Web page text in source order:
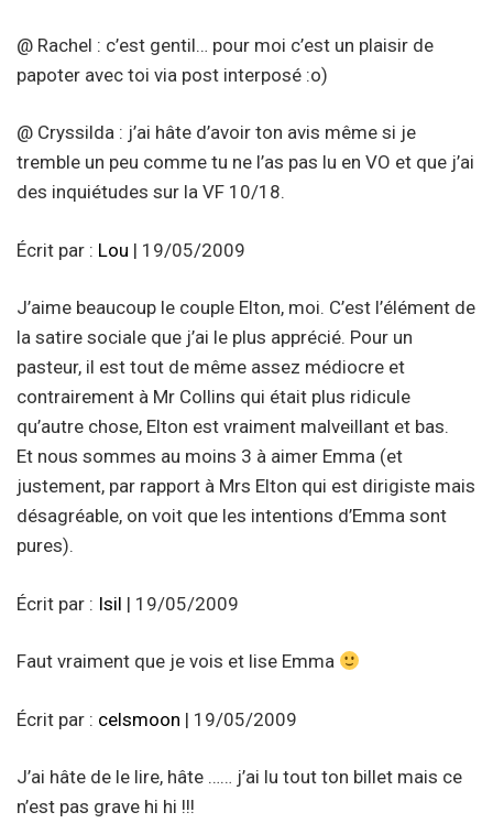
@ Rachel : c’est gentil… pour moi c’est un plaisir de
papoter avec toi via post interposé :o)
@ Cryssilda : j’ai hâte d’avoir ton avis même si je
tremble un peu comme tu ne l’as pas lu en VO et que j’ai
des inquiétudes sur la VF 10/18.
Écrit par : Lou | 19/05/2009
J’aime beaucoup le couple Elton, moi. C’est l’élément de
la satire sociale que j’ai le plus apprécié. Pour un
pasteur, il est tout de même assez médiocre et
contrairement à Mr Collins qui était plus ridicule
qu’autre chose, Elton est vraiment malveillant et bas.
Et nous sommes au moins 3 à aimer Emma (et
justement, par rapport à Mrs Elton qui est dirigiste mais
désagréable, on voit que les intentions d’Emma sont
pures).
Écrit par : Isil | 19/05/2009
Faut vraiment que je vois et lise Emma
Écrit par : celsmoon | 19/05/2009
J’ai hâte de le lire, hâte …… j’ai lu tout ton billet mais ce
n’est pas grave hi hi !!!